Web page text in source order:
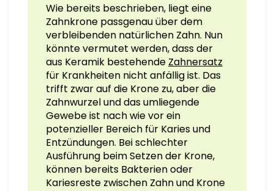
Wie bereits beschrieben, liegt eine
Zahnkrone passgenau über dem
verbleibenden natürlichen Zahn. Nun
könnte vermutet werden, dass der
aus Keramik bestehende Zahnersatz
für Krankheiten nicht anfällig ist. Das
trifft zwar auf die Krone zu, aber die
Zahnwurzel und das umliegende
Gewebe ist nach wie vor ein
potenzieller Bereich für Karies und
Entzündungen. Bei schlechter
Ausführung beim Setzen der Krone,
können bereits Bakterien oder
Kariesreste zwischen Zahn und Krone